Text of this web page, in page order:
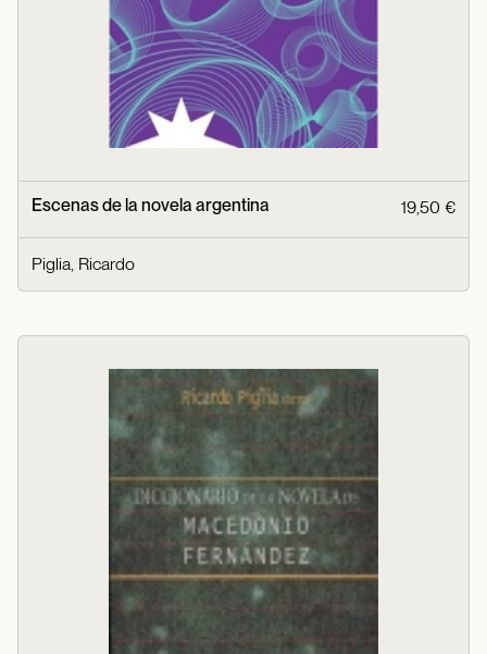
Escenas de la novela argentina 19,50 €
Piglia, Ricardo